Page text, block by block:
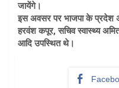
जायेंगे।
इस अवसर पर भाजपा के प्रदेश
हरवंश कपूर, सचिव स्वास्थ्य
आदि उपस्थित थे।